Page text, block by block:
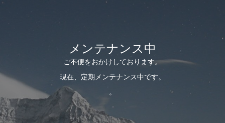
メンテナンス中
ご不便をおかけしております。
現在、定期メンテナンス中です。
。